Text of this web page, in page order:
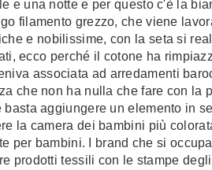
e una notte e per questo c'è la
filamento grezzo, che viene
e nobilissime, con la seta si
ecco perché il cotone ha
associata ad arredamenti
che non ha nulla che fare con la
aggiungere un elemento in
la camera dei bambini più
per bambini. I brand che si
prodotti tessili con le stampe